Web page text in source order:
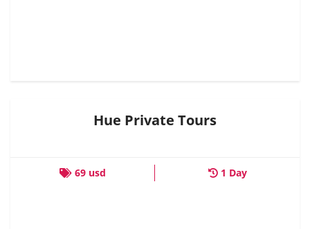
Hue Private Tours
69 usd 1 Day